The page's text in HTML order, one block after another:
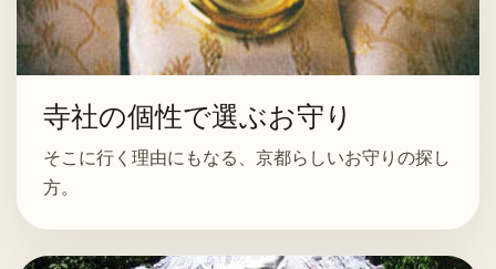
寺社の個性で選ぶお守り
そこに行く理由にもなる、京都らしいお守りの探し
方。